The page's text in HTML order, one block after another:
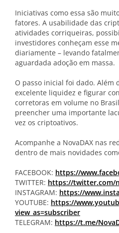
Iniciativas como essa são
fatores. A usabilidade das
atividades corriqueiras,
investidores conheçam esse
diariamente – levando
aguardada adoção em massa.
O passo inicial foi dado. Além
excelente liquidez e figurar
corretoras em volume no
preencher uma importante
vez os criptoativos.
Acompanhe a NovaDAX nas
dentro de mais novidades
FACEBOOK: https://
TWITTER: https://twitter.com/
INSTAGRAM: https://
YOUTUBE: https://
view_as=subscriber
TELEGRAM: https://t.me/